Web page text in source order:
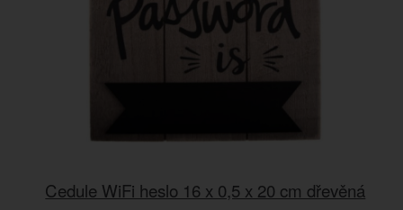
Cedule WiFi heslo 16 x 0,5 x 20 cm dřevěná